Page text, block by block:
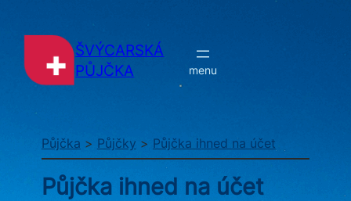
ŠVÝCARSKÁ
PŮJČKA
Půjčka > Půjčky > Půjčka ihned na účet
Půjčka ihned na účet